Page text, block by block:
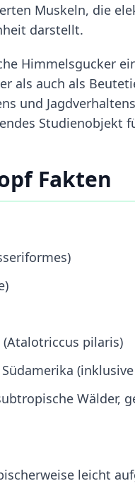
Muskeln, die
darstellt.
Himmelsgucker
als auch als
und
Studienobjekt
Fakten
pilaris)
Wälder,
leicht